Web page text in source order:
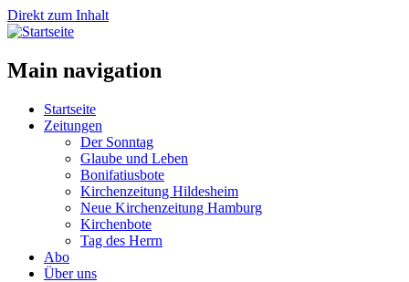
Direkt zum Inhalt
Main navigation
Startseite
Zeitungen
Der Sonntag
Glaube und Leben
Bonifatiusbote
Kirchenzeitung Hildesheim
Neue Kirchenzeitung Hamburg
Kirchenbote
Tag des Herrn
Abo
Über uns